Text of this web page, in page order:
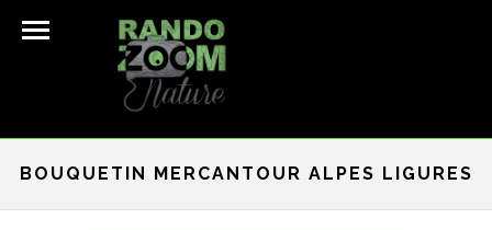
BOUQUETIN MERCANTOUR ALPES LIGURES